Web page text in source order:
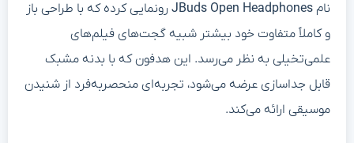
نام JBuds Open Headphones رونمایی کرده که با طراحی باز
و کاملاً متفاوت خود بیشتر شبیه گجت‌های فیلم‌های
علمی‌تخیلی به نظر می‌رسد. این هدفون که با بدنه مشبک
قابل جداسازی عرضه می‌شود، تجربه‌ای منحصربه‌فرد از شنیدن
موسیقی ارائه می‌کند.